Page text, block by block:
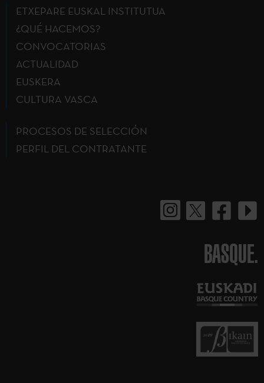
ETXEPARE EUSKAL INSTITUTUA
¿QUÉ HACEMOS?
CONVOCATORIAS
ACTUALIDAD
EUSKERA
CULTURA VASCA
PROCESOS DE SELECCIÓN
PERFIL DEL CONTRATANTE
BASQUE.